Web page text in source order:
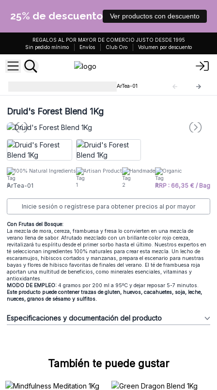
25% de descuento Ver productos con descuento
REGALOS AL POR MAYOR DE COMERCIO JUSTO DESDE 1995
Sin pedido mínimo
Envíos Club Oro Volumen por descuento
ArTea-01
Druid's Forest Blend 1Kg
100% Natural Ingredients Artisan Product Handmade Organic
ArTea-01 RRP : 66,35 € / Bag
Inicie sesión o regístrese para obtener precios al por mayor
Con Frutas del Bosque:
La mezcla de mora, cereza, frambuesa y fresa lo convierten en una mezcla de
verano llena de sabor. Afrutado mezclado con un brillante color rojo cereza,
revitalizará tu espíritu desde el primer sorbo hasta el último. Nuestros expertos en
té seleccionan ingredientes 100% naturales para crear esta mezcla. Un lecho de
escaramujos, hibiscos cortados y manzanas, prepara el escenario para nuestras
bayas y flores de hibisco favoritas de finales del verano. El té de frambuesa roja
aportan una multitud de beneficios, como minerales esenciales, vitaminas y
antioxidantes.
MODO DE EMPLEO: 4 gramos por 200 ml a 95ºC y dejar reposar 5-7 minutos.
Este producto puede contener trazas de gluten, huevos, cacahuetes, soja, leche,
nueces, granos de sésamo y sulfitos.
Especificaciones y documentación del producto
También te puede gustar